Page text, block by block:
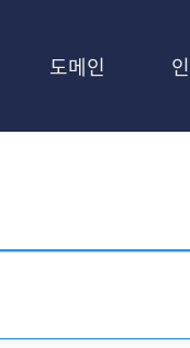
도메인